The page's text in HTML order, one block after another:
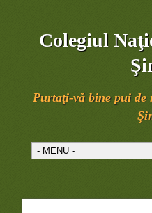
Colegiul
Purtaţi-vă bine pui